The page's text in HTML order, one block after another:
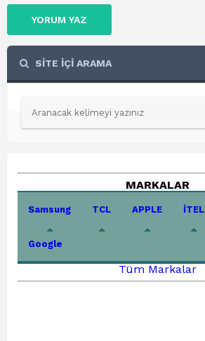
YORUM YAZ
SİTE İÇİ ARAMA
MARKALAR
Samsung TCL APPLE İTEL
Google
Tüm Markalar